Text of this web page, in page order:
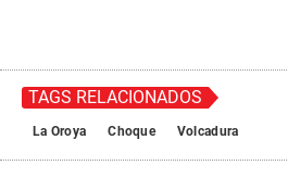
TAGS RELACIONADOS
La Oroya Choque Volcadura